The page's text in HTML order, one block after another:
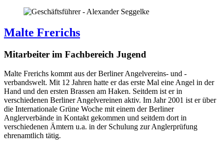
Malte Frerichs
Mitarbeiter im Fachbereich Jugend
Malte Frerichs kommt aus der Berliner Angelvereins- und -
verbandswelt. Mit 12 Jahren hatte er das erste Mal eine Angel in der
Hand und den ersten Brassen am Haken. Seitdem ist er in
verschiedenen Berliner Angelvereinen aktiv. Im Jahr 2001 ist er über
die Internationale Grüne Woche mit einem der Berliner
Anglerverbände in Kontakt gekommen und seitdem dort in
verschiedenen Ämtern u.a. in der Schulung zur Anglerprüfung
ehrenamtlich tätig.